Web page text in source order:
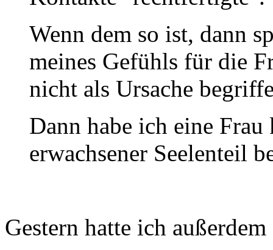
Wenn dem so ist, dann
meines Gefühls für die
nicht als Ursache
Dann habe ich eine
erwachsener Seelenteil
Gestern hatte ich